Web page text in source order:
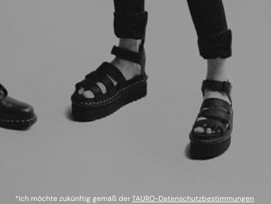
*Ich möchte zukünftig gemäß derTAURO-Datenschutzbestimmungen